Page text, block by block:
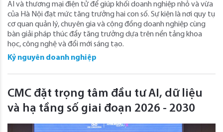
AI và thương mại điện tử để giúp khối doanh nghiệp nhỏ và vừa
của Hà Nội đạt mức tăng trưởng hai con số. Sự kiện là nơi quy tụ
cơ quan quản lý, chuyên gia và cộng đồng doanh nghiệp cùng
bàn giải pháp thúc đẩy tăng trưởng dựa trên nền tảng khoa
học, công nghệ và đổi mới sáng tạo.
Kỷ nguyên doanh nghiệp
CMC đặt trọng tâm đầu tư AI, dữ liệu
và hạ tầng số giai đoạn 2026 - 2030